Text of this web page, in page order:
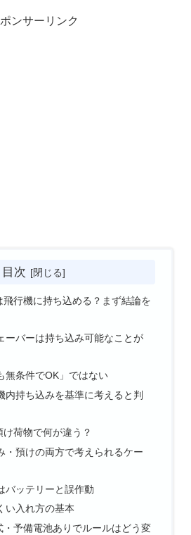
ンサーリンク
目次
飛行機に持ち込める？まず結論を
ーバーは持ち込み可能なことが
無条件でOK」ではない
内持ち込みを基準に考えると判
荷物で何が違う？
・預けの両方で考えられるケー
バッテリーと誤作動
い入れ方の基本
・予備電池ありでルールはどう変